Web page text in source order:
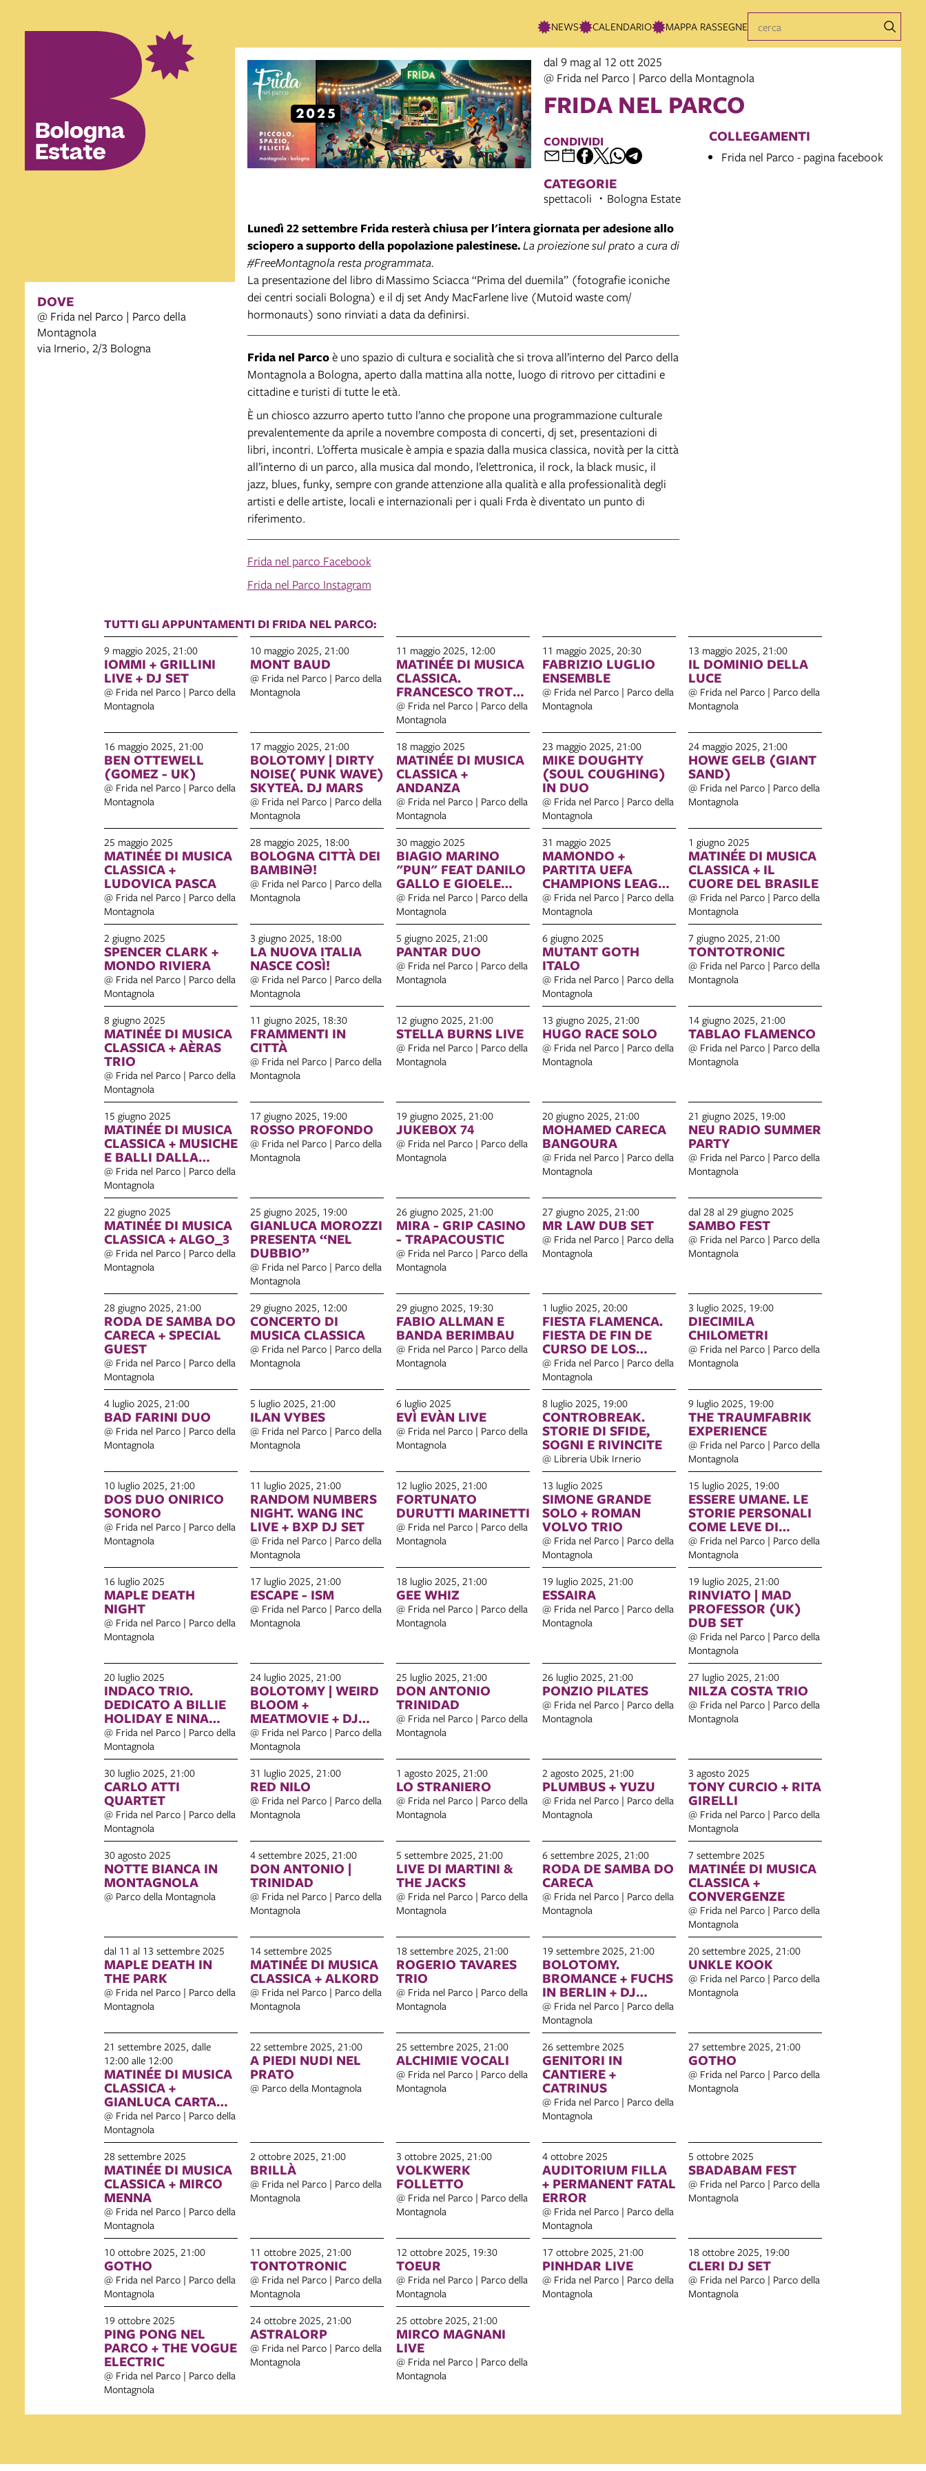
NEWS CALENDARIO MAPPA RASSEGNE
DOVE
@ Frida nel Parco | Parco della
Montagnola
via Irnerio, 2/3 Bologna
dal 9 mag al 12 ott 2025
@ Frida nel Parco | Parco della Montagnola
FRIDA NEL PARCO
CONDIVIDI
CATEGORIE
spettacoli Bologna Estate
COLLEGAMENTI
Frida nel Parco - pagina facebook
Lunedì 22 settembre Frida resterà chiusa per l'intera giornata per adesione allo
sciopero a supporto della popolazione palestinese.La proiezione sul prato a cura di
#FreeMontagnola resta programmata.
La presentazione del libro di Massimo Sciacca “Prima del duemila” (fotografie iconiche
dei centri sociali Bologna) e il dj set Andy MacFarlene live (Mutoid waste com/
hormonauts) sono rinviati a data da definirsi.
Frida nel Parcoè uno spazio di cultura e socialità che si trova all’interno del Parco della
Montagnola a Bologna, aperto dalla mattina alla notte, luogo di ritrovo per cittadini e
cittadine e turisti di tutte le età.
È un chiosco azzurro aperto tutto l’anno che propone una programmazione culturale
prevalentemente da aprile a novembre composta di concerti, dj set, presentazioni di
libri, incontri. L’offerta musicale è ampia e spazia dalla musica classica, novità per la città
all’interno di un parco, alla musica dal mondo, l’elettronica, il rock, la black music, il
jazz, blues, funky, sempre con grande attenzione alla qualità e alla professionalità degli
artisti e delle artiste, locali e internazionali per i quali Frda è diventato un punto di
riferimento.
Frida nel parco Facebook
Frida nel Parco Instagram
TUTTI GLI APPUNTAMENTI DI FRIDA NEL PARCO:
9 maggio 2025, 21:00
IOMMI + GRILLINI
LIVE + DJ SET
@ Frida nel Parco | Parco della
Montagnola
10 maggio 2025, 21:00
MONT BAUD
@ Frida nel Parco | Parco della
Montagnola
11 maggio 2025, 12:00
MATINÉE DI MUSICA
CLASSICA.
FRANCESCO TROTTA
E TOMMASO
GOLOSA
@ Frida nel Parco | Parco della
Montagnola
11 maggio 2025, 20:30
FABRIZIO LUGLIO
ENSEMBLE
@ Frida nel Parco | Parco della
Montagnola
13 maggio 2025, 21:00
IL DOMINIO DELLA
LUCE
@ Frida nel Parco | Parco della
Montagnola
16 maggio 2025, 21:00
BEN OTTEWELL
(GOMEZ - UK)
@ Frida nel Parco | Parco della
Montagnola
17 maggio 2025, 21:00
BOLOTOMY | DIRTY
NOISE( PUNK WAVE)
SKYTEA. DJ MARS
@ Frida nel Parco | Parco della
Montagnola
18 maggio 2025
MATINÉE DI MUSICA
CLASSICA +
ANDANZA
@ Frida nel Parco | Parco della
Montagnola
23 maggio 2025, 21:00
MIKE DOUGHTY
(SOUL COUGHING)
IN DUO
@ Frida nel Parco | Parco della
Montagnola
24 maggio 2025, 21:00
HOWE GELB (GIANT
SAND)
@ Frida nel Parco | Parco della
Montagnola
25 maggio 2025
MATINÉE DI MUSICA
CLASSICA +
LUDOVICA PASCA
@ Frida nel Parco | Parco della
Montagnola
28 maggio 2025, 18:00
BOLOGNA CITTÀ DEI
BAMBINƏ!
@ Frida nel Parco | Parco della
Montagnola
30 maggio 2025
BIAGIO MARINO
"PUN" FEAT DANILO
GALLO E GIOELE
PAGLIACCIA
@ Frida nel Parco | Parco della
Montagnola
31 maggio 2025
MAMONDO +
PARTITA UEFA
CHAMPIONS LEAGUE
PSG-INTER
@ Frida nel Parco | Parco della
Montagnola
1 giugno 2025
MATINÉE DI MUSICA
CLASSICA + IL
CUORE DEL BRASILE
@ Frida nel Parco | Parco della
Montagnola
2 giugno 2025
SPENCER CLARK +
MONDO RIVIERA
@ Frida nel Parco | Parco della
Montagnola
3 giugno 2025, 18:00
LA NUOVA ITALIA
NASCE COSÌ!
@ Frida nel Parco | Parco della
Montagnola
5 giugno 2025, 21:00
PANTAR DUO
@ Frida nel Parco | Parco della
Montagnola
6 giugno 2025
MUTANT GOTH
ITALO
@ Frida nel Parco | Parco della
Montagnola
7 giugno 2025, 21:00
TONTOTRONIC
@ Frida nel Parco | Parco della
Montagnola
8 giugno 2025
MATINÉE DI MUSICA
CLASSICA + AÈRAS
TRIO
@ Frida nel Parco | Parco della
Montagnola
11 giugno 2025, 18:30
FRAMMENTI IN
CITTÀ
@ Frida nel Parco | Parco della
Montagnola
12 giugno 2025, 21:00
STELLA BURNS LIVE
@ Frida nel Parco | Parco della
Montagnola
13 giugno 2025, 21:00
HUGO RACE SOLO
@ Frida nel Parco | Parco della
Montagnola
14 giugno 2025, 21:00
TABLAO FLAMENCO
@ Frida nel Parco | Parco della
Montagnola
15 giugno 2025
MATINÉE DI MUSICA
CLASSICA + MUSICHE
E BALLI DALLA
SARDEGNA: STAGE E
CONCERTO
@ Frida nel Parco | Parco della
Montagnola
17 giugno 2025, 19:00
ROSSO PROFONDO
@ Frida nel Parco | Parco della
Montagnola
19 giugno 2025, 21:00
JUKEBOX 74
@ Frida nel Parco | Parco della
Montagnola
20 giugno 2025, 21:00
MOHAMED CARECA
BANGOURA
@ Frida nel Parco | Parco della
Montagnola
21 giugno 2025, 19:00
NEU RADIO SUMMER
PARTY
@ Frida nel Parco | Parco della
Montagnola
22 giugno 2025
MATINÉE DI MUSICA
CLASSICA + ALGO_3
@ Frida nel Parco | Parco della
Montagnola
25 giugno 2025, 19:00
GIANLUCA MOROZZI
PRESENTA “NEL
DUBBIO”
@ Frida nel Parco | Parco della
Montagnola
26 giugno 2025, 21:00
MIRA - GRIP CASINO
- TRAPACOUSTIC
@ Frida nel Parco | Parco della
Montagnola
27 giugno 2025, 21:00
MR LAW DUB SET
@ Frida nel Parco | Parco della
Montagnola
dal 28 al 29 giugno 2025
SAMBO FEST
@ Frida nel Parco | Parco della
Montagnola
28 giugno 2025, 21:00
RODA DE SAMBA DO
CARECA + SPECIAL
GUEST
@ Frida nel Parco | Parco della
Montagnola
29 giugno 2025, 12:00
CONCERTO DI
MUSICA CLASSICA
@ Frida nel Parco | Parco della
Montagnola
29 giugno 2025, 19:30
FABIO ALLMAN E
BANDA BERIMBAU
@ Frida nel Parco | Parco della
Montagnola
1 luglio 2025, 20:00
FIESTA FLAMENCA.
FIESTA DE FIN DE
CURSO DE LOS
VIERNES EN LA
CUEVA
@ Frida nel Parco | Parco della
Montagnola
3 luglio 2025, 19:00
DIECIMILA
CHILOMETRI
@ Frida nel Parco | Parco della
Montagnola
4 luglio 2025, 21:00
BAD FARINI DUO
@ Frida nel Parco | Parco della
Montagnola
5 luglio 2025, 21:00
ILAN VYBES
@ Frida nel Parco | Parco della
Montagnola
6 luglio 2025
EVÌ EVÀN LIVE
@ Frida nel Parco | Parco della
Montagnola
8 luglio 2025, 19:00
CONTROBREAK.
STORIE DI SFIDE,
SOGNI E RIVINCITE
@ Libreria Ubik Irnerio
9 luglio 2025, 19:00
THE TRAUMFABRIK
EXPERIENCE
@ Frida nel Parco | Parco della
Montagnola
10 luglio 2025, 21:00
DOS DUO ONIRICO
SONORO
@ Frida nel Parco | Parco della
Montagnola
11 luglio 2025, 21:00
RANDOM NUMBERS
NIGHT. WANG INC
LIVE + BXP DJ SET
@ Frida nel Parco | Parco della
Montagnola
12 luglio 2025, 21:00
FORTUNATO
DURUTTI MARINETTI
@ Frida nel Parco | Parco della
Montagnola
13 luglio 2025
SIMONE GRANDE
SOLO + ROMAN
VOLVO TRIO
@ Frida nel Parco | Parco della
Montagnola
15 luglio 2025, 19:00
ESSERE UMANE. LE
STORIE PERSONALI
COME LEVE DI
CONNESSIONE
@ Frida nel Parco | Parco della
Montagnola
16 luglio 2025
MAPLE DEATH
NIGHT
@ Frida nel Parco | Parco della
Montagnola
17 luglio 2025, 21:00
ESCAPE - ISM
@ Frida nel Parco | Parco della
Montagnola
18 luglio 2025, 21:00
GEE WHIZ
@ Frida nel Parco | Parco della
Montagnola
19 luglio 2025, 21:00
ESSAIRA
@ Frida nel Parco | Parco della
Montagnola
19 luglio 2025, 21:00
RINVIATO | MAD
PROFESSOR (UK)
DUB SET
@ Frida nel Parco | Parco della
Montagnola
20 luglio 2025
INDACO TRIO.
DEDICATO A BILLIE
HOLIDAY E NINA
SIMONE
@ Frida nel Parco | Parco della
Montagnola
24 luglio 2025, 21:00
BOLOTOMY | WEIRD
BLOOM +
MEATMOVIE + DJ
MARS
@ Frida nel Parco | Parco della
Montagnola
25 luglio 2025, 21:00
DON ANTONIO
TRINIDAD
@ Frida nel Parco | Parco della
Montagnola
26 luglio 2025, 21:00
PONZIO PILATES
@ Frida nel Parco | Parco della
Montagnola
27 luglio 2025, 21:00
NILZA COSTA TRIO
@ Frida nel Parco | Parco della
Montagnola
30 luglio 2025, 21:00
CARLO ATTI
QUARTET
@ Frida nel Parco | Parco della
Montagnola
31 luglio 2025, 21:00
RED NILO
@ Frida nel Parco | Parco della
Montagnola
1 agosto 2025, 21:00
LO STRANIERO
@ Frida nel Parco | Parco della
Montagnola
2 agosto 2025, 21:00
PLUMBUS + YUZU
@ Frida nel Parco | Parco della
Montagnola
3 agosto 2025
TONY CURCIO + RITA
GIRELLI
@ Frida nel Parco | Parco della
Montagnola
30 agosto 2025
NOTTE BIANCA IN
MONTAGNOLA
@ Parco della Montagnola
4 settembre 2025, 21:00
DON ANTONIO |
TRINIDAD
@ Frida nel Parco | Parco della
Montagnola
5 settembre 2025, 21:00
LIVE DI MARTINI &
THE JACKS
@ Frida nel Parco | Parco della
Montagnola
6 settembre 2025, 21:00
RODA DE SAMBA DO
CARECA
@ Frida nel Parco | Parco della
Montagnola
7 settembre 2025
MATINÉE DI MUSICA
CLASSICA +
CONVERGENZE
@ Frida nel Parco | Parco della
Montagnola
dal 11 al 13 settembre 2025
MAPLE DEATH IN
THE PARK
@ Frida nel Parco | Parco della
Montagnola
14 settembre 2025
MATINÉE DI MUSICA
CLASSICA + ALKORD
@ Frida nel Parco | Parco della
Montagnola
18 settembre 2025, 21:00
ROGERIO TAVARES
TRIO
@ Frida nel Parco | Parco della
Montagnola
19 settembre 2025, 21:00
BOLOTOMY.
BROMANCE + FUCHS
IN BERLIN + DJ
MARS
@ Frida nel Parco | Parco della
Montagnola
20 settembre 2025, 21:00
UNKLE KOOK
@ Frida nel Parco | Parco della
Montagnola
21 settembre 2025, dalle
12:00 alle 12:00
MATINÉE DI MUSICA
CLASSICA +
GIANLUCA CARTA
ENSEMBLE
@ Frida nel Parco | Parco della
Montagnola
22 settembre 2025, 21:00
A PIEDI NUDI NEL
PRATO
@ Parco della Montagnola
25 settembre 2025, 21:00
ALCHIMIE VOCALI
@ Frida nel Parco | Parco della
Montagnola
26 settembre 2025
GENITORI IN
CANTIERE +
CATRINUS
@ Frida nel Parco | Parco della
Montagnola
27 settembre 2025, 21:00
GOTHO
@ Frida nel Parco | Parco della
Montagnola
28 settembre 2025
MATINÉE DI MUSICA
CLASSICA + MIRCO
MENNA
@ Frida nel Parco | Parco della
Montagnola
2 ottobre 2025, 21:00
BRILLÀ
@ Frida nel Parco | Parco della
Montagnola
3 ottobre 2025, 21:00
VOLKWERK
FOLLETTO
@ Frida nel Parco | Parco della
Montagnola
4 ottobre 2025
AUDITORIUM FILLA
+ PERMANENT FATAL
ERROR
@ Frida nel Parco | Parco della
Montagnola
5 ottobre 2025
SBADABAM FEST
@ Frida nel Parco | Parco della
Montagnola
10 ottobre 2025, 21:00
GOTHO
@ Frida nel Parco | Parco della
Montagnola
11 ottobre 2025, 21:00
TONTOTRONIC
@ Frida nel Parco | Parco della
Montagnola
12 ottobre 2025, 19:30
TOEUR
@ Frida nel Parco | Parco della
Montagnola
17 ottobre 2025, 21:00
PINHDAR LIVE
@ Frida nel Parco | Parco della
Montagnola
18 ottobre 2025, 19:00
CLERI DJ SET
@ Frida nel Parco | Parco della
Montagnola
19 ottobre 2025
PING PONG NEL
PARCO + THE VOGUE
ELECTRIC
@ Frida nel Parco | Parco della
Montagnola
24 ottobre 2025, 21:00
ASTRALORP
@ Frida nel Parco | Parco della
Montagnola
25 ottobre 2025, 21:00
MIRCO MAGNANI
LIVE
@ Frida nel Parco | Parco della
Montagnola